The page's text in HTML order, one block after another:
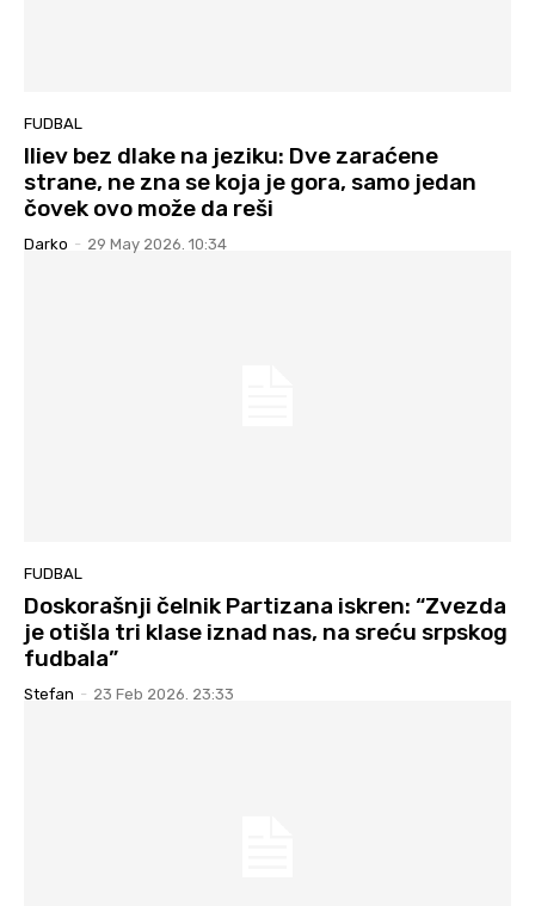
FUDBAL
Iliev bez dlake na jeziku: Dve zaraćene
strane, ne zna se koja je gora, samo jedan
čovek ovo može da reši
Darko - 29 May 2026. 10:34
FUDBAL
Doskorašnji čelnik Partizana iskren: “Zvezda
je otišla tri klase iznad nas, na sreću srpskog
fudbala”
Stefan - 23 Feb 2026. 23:33